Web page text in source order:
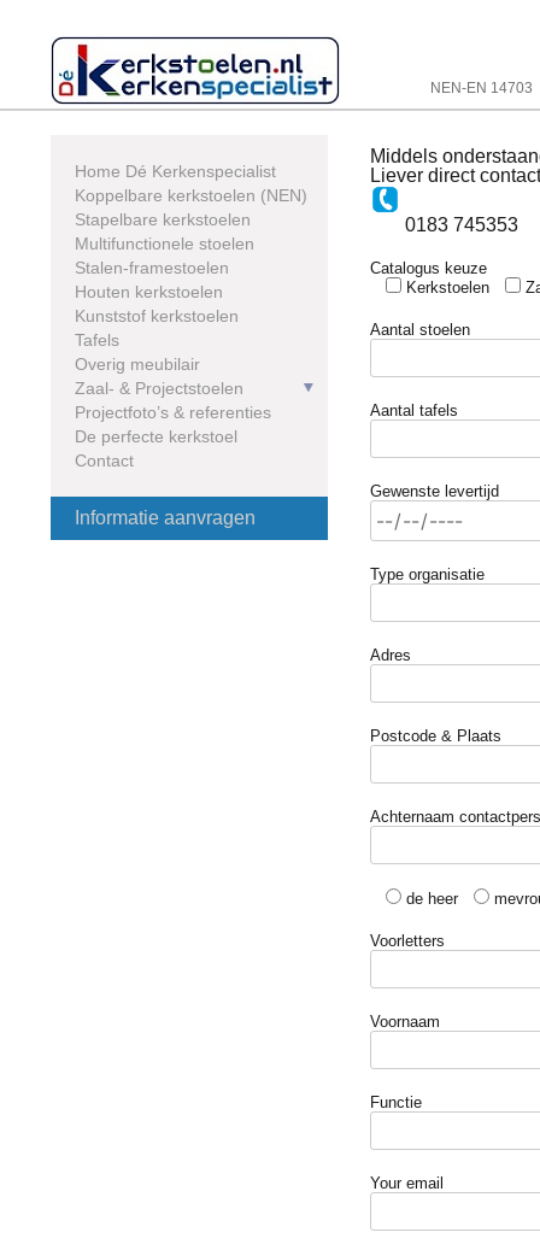
content
NEN-EN 14703
Home Dé Kerkenspecialist
Koppelbare kerkstoelen (NEN)
Stapelbare kerkstoelen
Multifunctionele stoelen
Stalen-framestoelen
Houten kerkstoelen
Kunststof kerkstoelen
Tafels
Overig meubilair
Zaal- & Projectstoelen
Projectfoto’s & referenties
De perfecte kerkstoel
Contact
Informatie aanvragen
Middels
Liever direct
0183 745353
Catalogus keuze
Kerkstoelen
Aantal stoelen
Aantal tafels
Gewenste levertijd
Type organisatie
Adres
Postcode & Plaats
Achternaam
de heer
Voorletters
Voornaam
Functie
Your email